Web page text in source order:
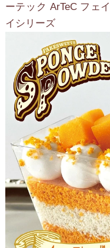
ーテック ArTeC フェ
イシリーズ